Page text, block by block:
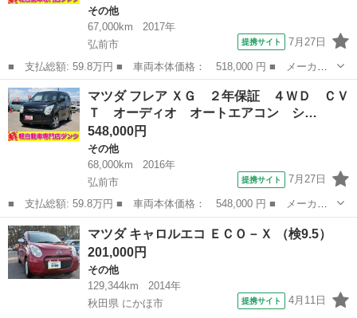
その他
67,000km
2017年
弘前市
提携サイト 7月27日
■ 支払総額: 59.8万円 ■ 車両本体価格： 518,000 円 ■ メーカー
名： マツダ ■ 車種名： フレア ■ グレード名： ハイブリッド
ＸＧ ２年保証 ４ＷＤ ＣＶＴ ナビ シートヒーター 電動格納
ミラー キー...
青森 弘前市 その他
マツダ フレア ＸＧ ２年保証 ４ＷＤ ＣＶ
Ｔ オーディオ オートエアコン シ…
548,000円
その他
68,000km
2016年
弘前市
提携サイト 7月27日
■ 支払総額: 59.8万円 ■ 車両本体価格： 548,000 円 ■ メーカー
名： マツダ ■ 車種名： フレア ■ グレード名： ＸＧ ２年保
証 ４ＷＤ ＣＶＴ オーディオ オートエアコン シートヒータ
ー ＥＴＣ 電...
青森 弘前市 その他
マツダ キャロルエコ ＥＣＯ－Ｘ （検9.5）
201,000円
その他
129,344km
2014年
秋田県 にかほ市
提携サイト 4月11日